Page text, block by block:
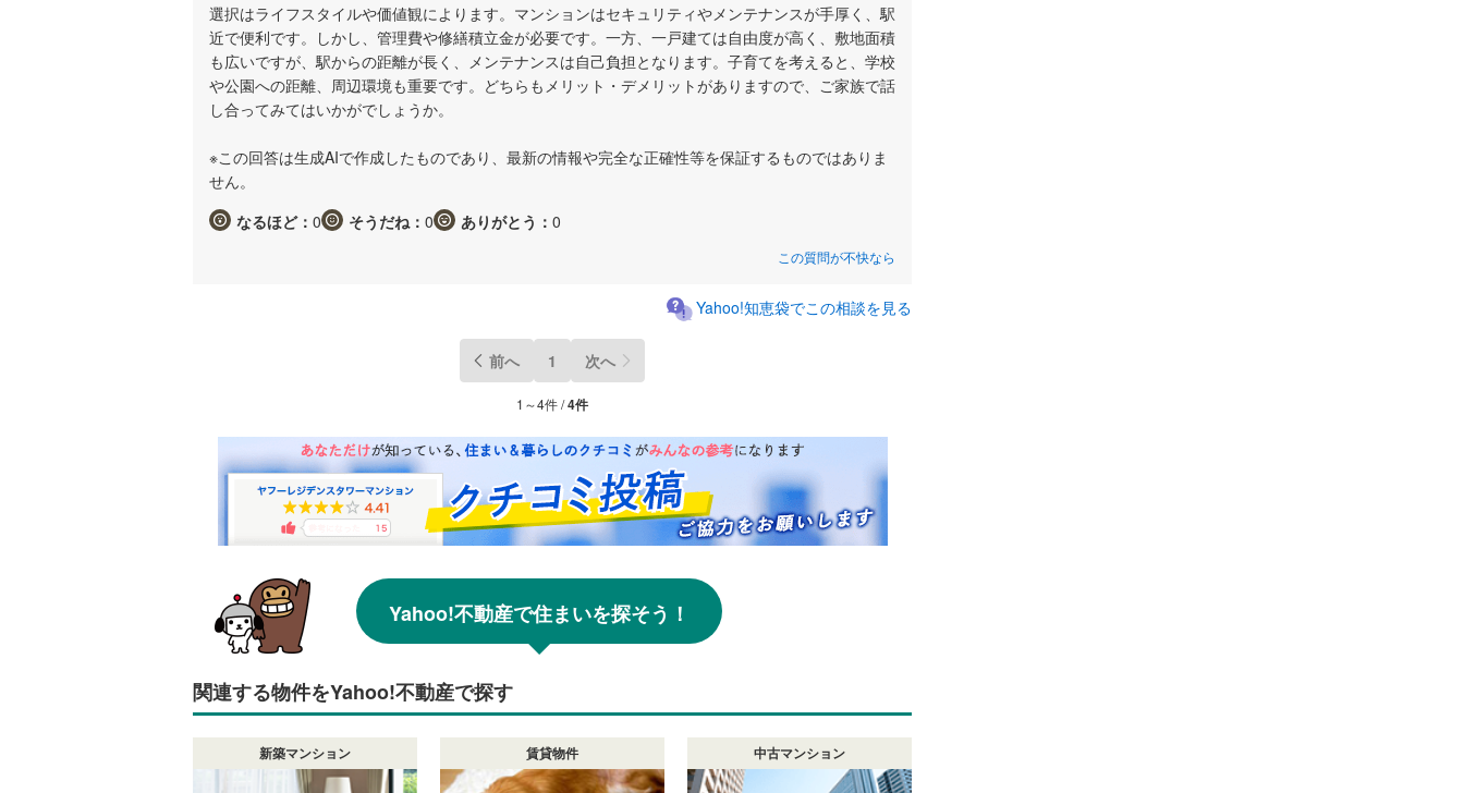
選択はライフスタイルや価値観によります。マンションはセキュリティやメンテナンスが手厚く、駅
近で便利です。しかし、管理費や修繕積立金が必要です。一方、一戸建ては自由度が高く、敷地面積
も広いですが、駅からの距離が長く、メンテナンスは自己負担となります。子育てを考えると、学校
や公園への距離、周辺環境も重要です。どちらもメリット・デメリットがありますので、ご家族で話
し合ってみてはいかがでしょうか。
※この回答は生成AIで作成したものであり、最新の情報や完全な正確性等を保証するものではありま
せん。
なるほど： 0 そうだね： 0 ありがとう： 0
この質問が不快なら
Yahoo!知恵袋でこの相談を見る
前へ 1 次へ
1～4件 /4件
Yahoo!不動産で住まいを探そう！
関連する物件をYahoo!不動産で探す
新築マンション 賃貸物件 中古マンション